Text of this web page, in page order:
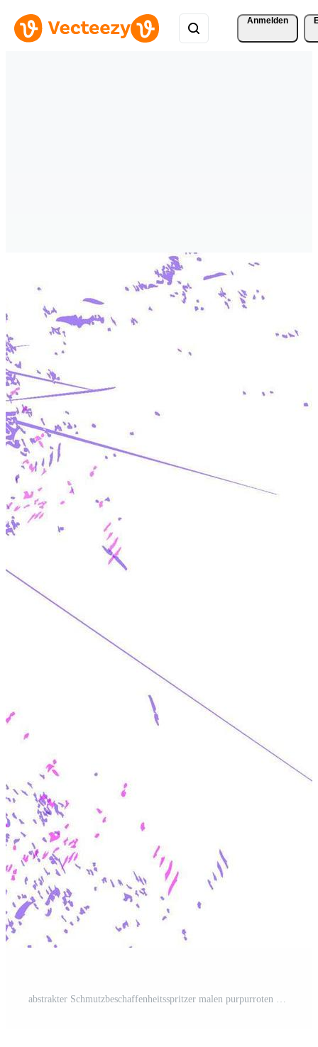
Anmelden
abstrakter Schmutzbeschaffenheitsspritzer malen purpurroten Hintergrundvektor Kostenloser Vektor